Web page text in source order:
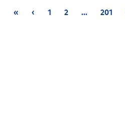
« ‹ 1 2 ... 201